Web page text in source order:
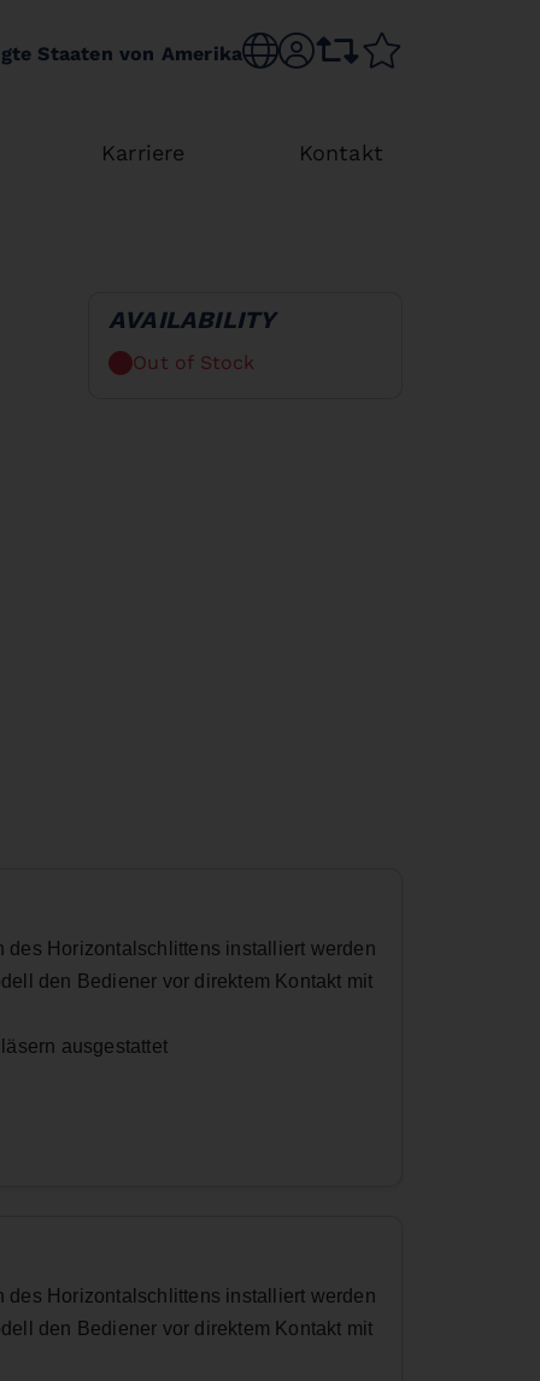
Staaten von Amerika Choose language
sr.accountcomparison list
Karriere Kontakt
AVAILABILITY
Out of Stock
Horizontalschlittens installiert werden
den Bediener vor direktem Kontakt mit
ausgestattet
Horizontalschlittens installiert werden
den Bediener vor direktem Kontakt mit